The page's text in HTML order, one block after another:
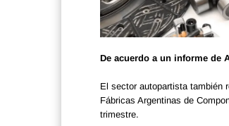
De acuerdo a un informe de
El sector autopartista también
Fábricas Argentinas de
trimestre.